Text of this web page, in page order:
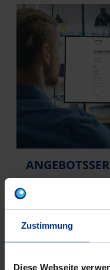
Zustimmung
Diese Webseite